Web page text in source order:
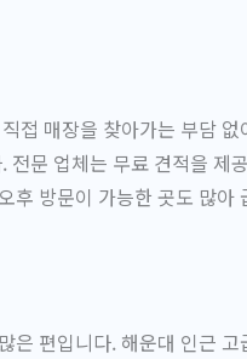
접 매장을 찾아가는 부담 없
문 업체는 무료 견적을 제
후 방문이 가능한 곳도 많아
은 편입니다. 해운대 인근 고